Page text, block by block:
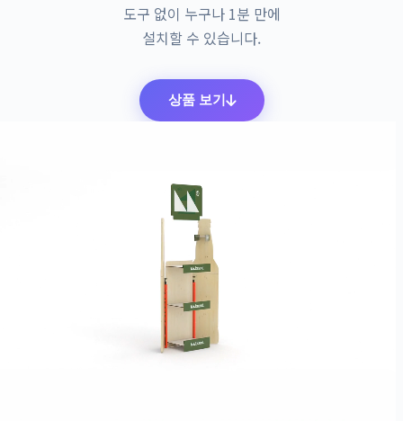
도구 없이 누구나 1분 만에
설치할 수 있습니다.
상품 보기